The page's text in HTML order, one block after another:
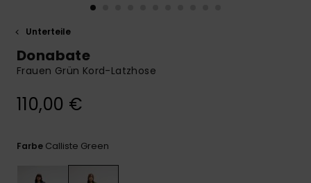
Finden Sie
Unterteile
Donabate
Frauen Grün Kord-Latzhose
110,00 €
Farbe Calliste Green